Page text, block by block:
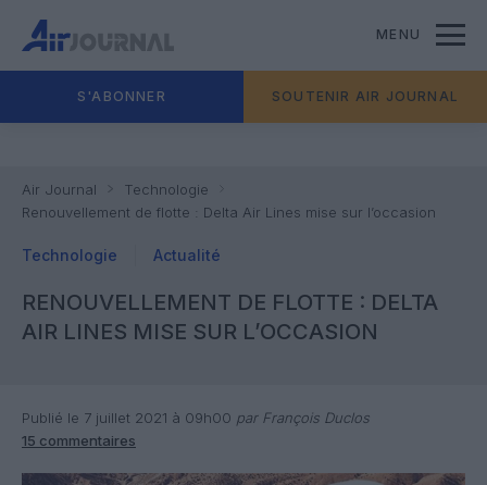
MENU
S'ABONNER SOUTENIR AIR JOURNAL
Air Journal
Technologie
Renouvellement de flotte : Delta Air Lines mise sur l’occasion
Technologie Actualité
RENOUVELLEMENT DE FLOTTE : DELTA
AIR LINES MISE SUR L’OCCASION
Publié le 7 juillet 2021 à 09h00 par François Duclos
15 commentaires